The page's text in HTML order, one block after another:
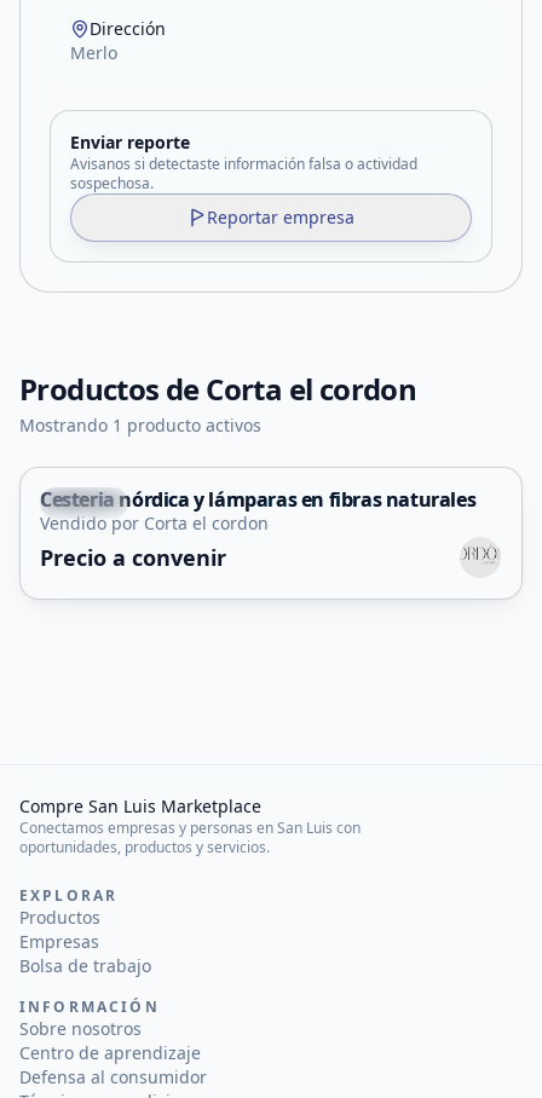
Dirección
Merlo
Enviar reporte
Avisanos si detectaste información falsa o actividad
sospechosa.
Reportar empresa
Productos deCorta el cordon
Mostrando 1 producto activos
Merlo
Cesteria nórdica y lámparas en fibras naturales
Vendido por Corta el cordon
Precio a convenir
Compre San Luis Marketplace
Conectamos empresas y personas en San Luis con
oportunidades, productos y servicios.
EXPLORAR
Productos
Empresas
Bolsa de trabajo
INFORMACIÓN
Sobre nosotros
Centro de aprendizaje
Defensa al consumidor